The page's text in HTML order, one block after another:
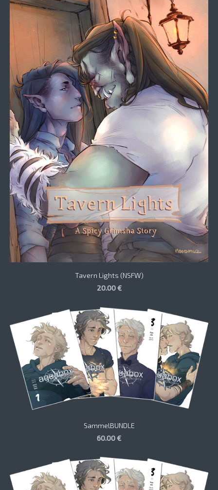
Tavern Lights (NSFW)
20.00 €
SammelBUNDLE
60.00 €